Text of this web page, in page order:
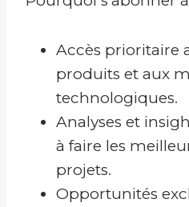
Accès prioritaire
produits et aux
technologiques.
Analyses et
à faire les
projets.
Opportunités